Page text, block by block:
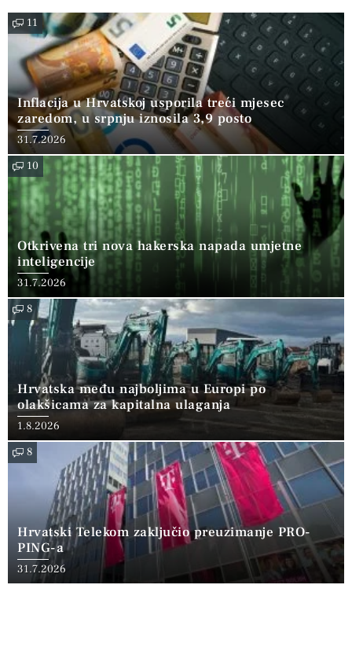
11
Inflacija u Hrvatskoj usporila treći mjesec
zaredom, u srpnju iznosila 3,9 posto
31.7.2026
10
Otkrivena tri nova hakerska napada umjetne
inteligencije
31.7.2026
8
Hrvatska među najboljima u Europi po
olakšicama za kapitalna ulaganja
1.8.2026
8
Hrvatski Telekom zaključio preuzimanje PRO-
PING-a
31.7.2026